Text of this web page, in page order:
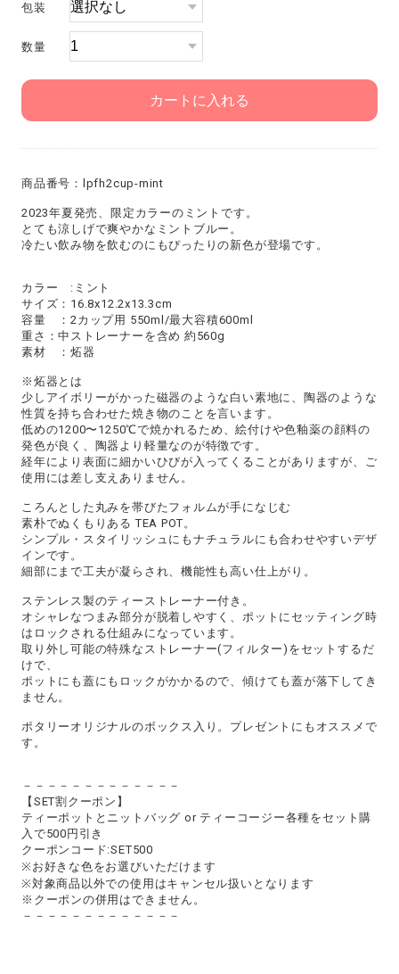
包装
数量
カートに入れる
商品番号：lpfh2cup-mint
2023年夏発売、限定カラーのミントです。
とても涼しげで爽やかなミントブルー。
冷たい飲み物を飲むのにもぴったりの新色が登場です。
カラー :ミント
サイズ：16.8x12.2x13.3cm
容量 ：2カップ用 550ml/最大容積600ml
重さ：中ストレーナーを含め 約560g
素材 ：炻器
※炻器とは
少しアイボリーがかった磁器のような白い素地に、陶器のような
性質を持ち合わせた焼き物のことを言います。
低めの1200〜1250℃で焼かれるため、絵付けや色釉薬の顔料の
発色が良く、陶器より軽量なのが特徴です。
経年により表面に細かいひびが入ってくることがありますが、ご
使用には差し支えありません。
ころんとした丸みを帯びたフォルムが手になじむ
素朴でぬくもりある TEA POT。
シンプル・スタイリッシュにもナチュラルにも合わせやすいデザ
インです。
細部にまで工夫が凝らされ、機能性も高い仕上がり。
ステンレス製のティーストレーナー付き。
オシャレなつまみ部分が脱着しやすく、ポットにセッティング時
はロックされる仕組みになっています。
取り外し可能の特殊なストレーナー(フィルター)をセットするだ
けで、
ポットにも蓋にもロックがかかるので、傾けても蓋が落下してき
ません。
ポタリーオリジナルのボックス入り。プレゼントにもオススメで
す。
－－－－－－－－－－－－－
【SET割クーポン】
ティーポットとニットバッグ or ティーコージー各種をセット購
入で500円引き
クーポンコード:SET500
※お好きな色をお選びいただけます
※対象商品以外での使用はキャンセル扱いとなります
※クーポンの併用はできません。
－－－－－－－－－－－－－